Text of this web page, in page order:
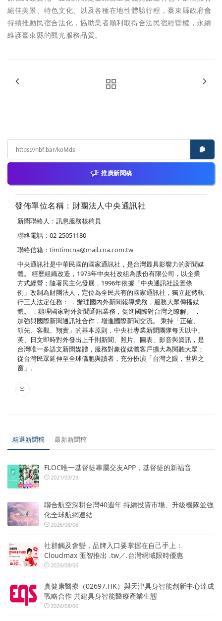
絕佳美景、特色文化、以及各種在地性體驗行程，臺東縣政府會
持續推動民宿合法化，協助業者順利取得合法民宿經營權，永續
維護臺東縣的觀光服務品質。
推廣新聞稿
發佈單位名稱：財團法人中央通訊社
新聞聯絡人：訊息服務核稿員
聯絡電話：02-25051180
聯絡信箱： timtimcna@mail.cna.com.tw
中央通訊社是中華民國的國家通訊社，是台灣最具影響力的新聞媒
體。 經歷組織改造，1973年中央社改組為股份有限公司，以企業
方式經營；隨著民主化發展，1996年依據「中央通訊社設置條
例」改制為財團法人，定位為全民共有的國家通訊社，獨立超然執
行三大法定任務： ．辦理國內外新聞報導業務，服務大眾傳播媒
體。 ．辦理國家對外新聞通訊業務，促進國際對台灣之瞭解。 ．
加強與國際新聞通訊社合作，增進國際新聞交流。 秉持「正確、
領先、客觀、翔實」的基本原則，中央社專業新聞團隊每天以中、
英、日文即時對外發出上千則新聞、照片、圖表、影音與資訊，是
台灣唯一多語文新聞媒體，服務對象從媒體客戶擴大為閱聽大眾；
從台灣民眾延伸至全球僑胞與讀者，充分扮演「台灣之眼，世界之
窗」。
精選新聞稿 最新新聞稿
FLOC唯一基督徒專屬交友APP，基督徒的新福音
2021/03/29
聯合航空深耕台灣40週年 持續投資市場、升級機隊並強
化全球航網連結
2026/08/06
社群觸及會變，品牌入口要掌握在自己手上：
Cloudmax 匯智推出 .tw／.台灣網域限時優惠
2026/08/06
真健康醫療（02697.HK）與天津具身智能創新中心達成
戰略合作 共建具身智能醫療產業生態
2026/08/06